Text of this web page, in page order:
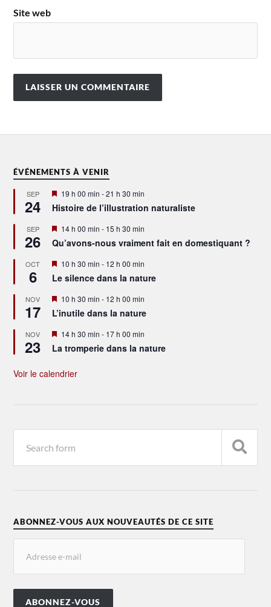
Site web
ÉVÉNEMENTS À VENIR
SEP
24
Mis
avant
19 h 00 min -21 h 30 min
Histoire de l’illustration naturaliste
SEP
26
Mis
en
avant
14 h 00 min - 15 h 30 min
Qu’avons-nous vraiment fait en domestiquant ?
OCT
6
Mis
avant
10 h 30 min - 12 h 00 min
Le silence dans la nature
NOV
17
Mis
avant
10 h 30 min - 12 h 00 min
L’inutile dans la nature
NOV
23
Mis
avant
14 h 30 min - 17 h 00 min
La tromperie dans la nature
Voir le calendrier
ABONNEZ-VOUS AUX NOUVEAUTÉS DE CE SITE
ABONNEZ-VOUS